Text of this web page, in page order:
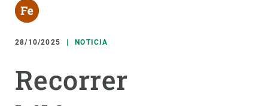
navegación
28/10/2025 NOTICIA
Recorrer
responsive
Responsive
menu
INVESTIGACIÓN